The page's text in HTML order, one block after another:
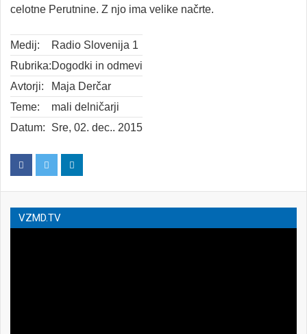
celotne Perutnine. Z njo ima velike načrte.
Medij:
Radio Slovenija 1
Rubrika:Dogodki in odmevi
Avtorji:
Maja Derčar
Teme:
mali delničarji
Datum:
Sre, 02. dec.. 2015
VZMD.TV